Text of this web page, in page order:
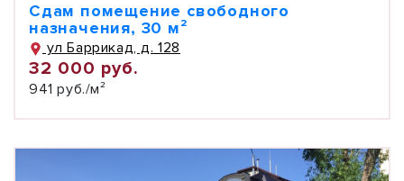
Сдам помещение свободного
назначения, 30 м²
ул Баррикад, д. 128
32 000 руб.
941 руб./м²